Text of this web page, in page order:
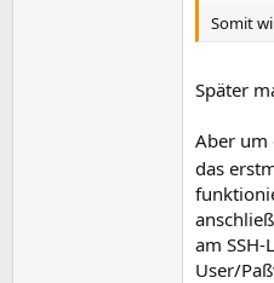
Somit
Später
Aber um
das
am
User/